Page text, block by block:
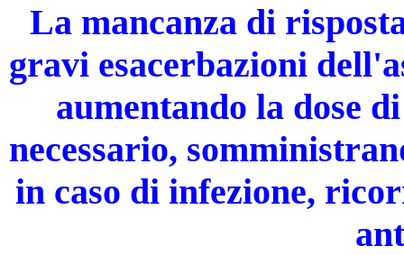
La mancanza di
gravi esacerbazioni
aumentando la dose
necessario,
in caso di infezione,